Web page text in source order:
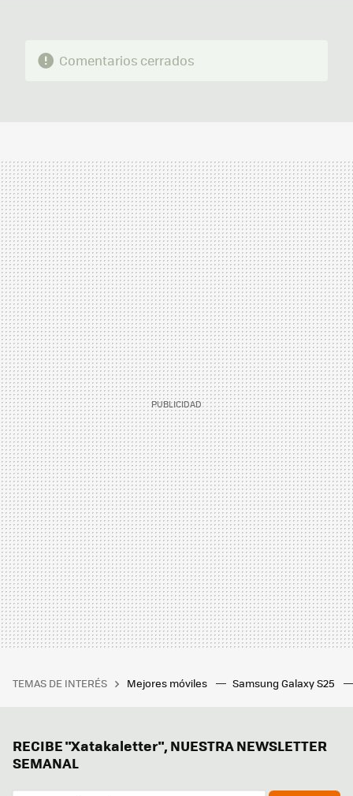
Comentarios cerrados
TEMAS DE INTERÉS Mejores móviles Samsung Galaxy S25
RECIBE "Xatakaletter", NUESTRA NEWSLETTER
SEMANAL